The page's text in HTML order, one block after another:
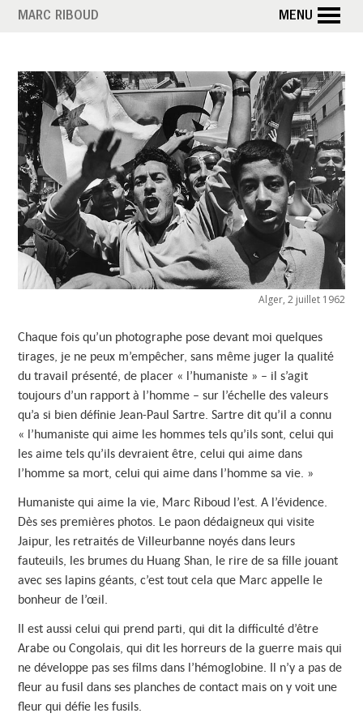
Aller
principal
MARC RIBOUD MENU
Alger, 2 juillet 1962
Chaque fois qu’un photographe pose devant moi quelques
tirages, je ne peux m’empêcher, sans même juger la qualité
du travail présenté, de placer « l’humaniste » – il s’agit
toujours d’un rapport à l’homme – sur l’échelle des valeurs
qu’a si bien définie Jean-Paul Sartre.Sartre dit qu’il a connu
« l’humaniste qui aime les hommes tels qu’ils sont, celui qui
les aime tels qu’ils devraient être, celui qui aime dans
l’homme sa mort, celui qui aime dans l’homme sa vie. »
Humaniste qui aime la vie, Marc Riboud l’est. A l’évidence.
Dès ses premières photos. Le paon dédaigneux qui visite
Jaipur, les retraités de Villeurbanne noyés dans leurs
fauteuils, les brumes du Huang Shan, le rire de sa fille jouant
avec ses lapins géants, c’est tout cela que Marc appelle le
bonheur de l’œil.
Il est aussi celui qui prend parti, qui dit la difficulté d’être
Arabe ou Congolais, qui dit les horreurs de la guerre mais qui
ne développe pas ses films dans l’hémoglobine. Il n’y a pas de
fleur au fusil dans ses planches de contact mais on y voit une
fleur qui défie les fusils.